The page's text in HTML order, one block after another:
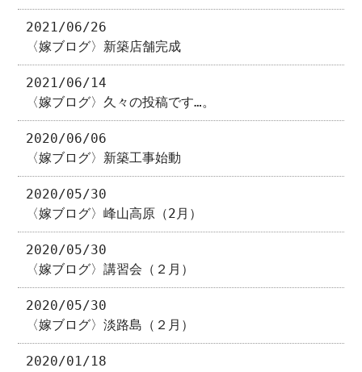
2021/06/26
〈嫁ブログ〉新築店舗完成
2021/06/14
〈嫁ブログ〉久々の投稿です…。
2020/06/06
〈嫁ブログ〉新築工事始動
2020/05/30
〈嫁ブログ〉峰山高原（2月）
2020/05/30
〈嫁ブログ〉講習会（２月）
2020/05/30
〈嫁ブログ〉淡路島（２月）
2020/01/18